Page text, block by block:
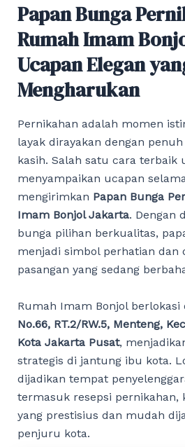
Papan Bunga
Rumah Imam
Ucapan Elegan
Mengharukan
Pernikahan adalah momen
layak dirayakan dengan
kasih. Salah satu cara terbaik
menyampaikan ucapan
mengirimkan Papan Bunga
Imam Bonjol Jakarta. Dengan
bunga pilihan berkualitas,
menjadi simbol perhatian dan
pasangan yang sedang
Rumah Imam Bonjol berlokasi
No.66, RT.2/RW.5, Menteng,
Kota Jakarta Pusat,
strategis di jantung ibu kota.
dijadikan tempat
termasuk resepsi pernikahan,
yang prestisius dan mudah
penjuru kota.